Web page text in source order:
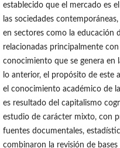
establecido que el mercado es
las sociedades
en sectores como la educación
relacionadas principalmente
conocimiento que se genera en
lo anterior, el propósito de este
el conocimiento académico de
es resultado del capitalismo
estudio de carácter mixto, con
fuentes documentales,
combinaron la revisión de